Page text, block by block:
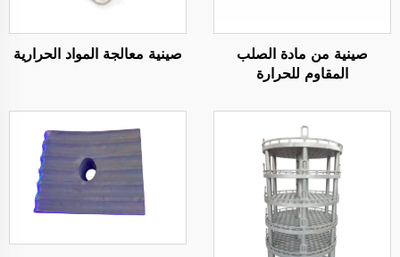
صينية من مادة الصلب
المقاوم للحرارة
صينية معالجة المواد الحرارية